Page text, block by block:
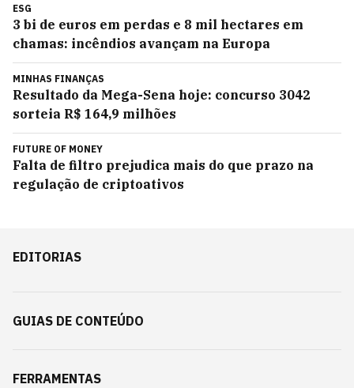
ESG
3 bi de euros em perdas e 8 mil hectares em
chamas: incêndios avançam na Europa
MINHAS FINANÇAS
Resultado da Mega-Sena hoje: concurso 3042
sorteia R$ 164,9 milhões
FUTURE OF MONEY
Falta de filtro prejudica mais do que prazo na
regulação de criptoativos
EDITORIAS
GUIAS DE CONTEÚDO
FERRAMENTAS